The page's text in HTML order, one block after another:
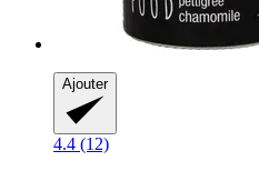
Ajouter
4.4 (12)